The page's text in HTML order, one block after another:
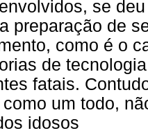
se
preparação de
como é o
de
fatais.
um todo,
idosos